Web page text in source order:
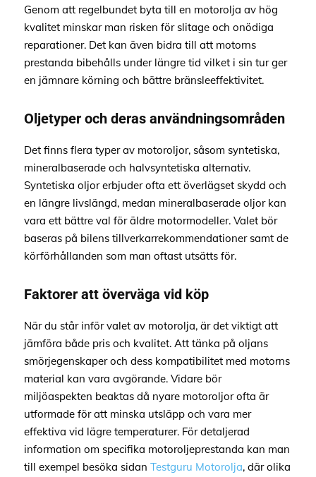
Genom att regelbundet byta till en motorolja av hög
kvalitet minskar man risken för slitage och onödiga
reparationer. Det kan även bidra till att motorns
prestanda bibehålls under längre tid vilket i sin tur ger
en jämnare körning och bättre bränsleeffektivitet.
Oljetyper och deras användningsområden
Det finns flera typer av motoroljor, såsom syntetiska,
mineralbaserade och halvsyntetiska alternativ.
Syntetiska oljor erbjuder ofta ett överlägset skydd och
en längre livslängd, medan mineralbaserade oljor kan
vara ett bättre val för äldre motormodeller. Valet bör
baseras på bilens tillverkarrekommendationer samt de
körförhållanden som man oftast utsätts för.
Faktorer att överväga vid köp
När du står inför valet av motorolja, är det viktigt att
jämföra både pris och kvalitet. Att tänka på oljans
smörjegenskaper och dess kompatibilitet med motorns
material kan vara avgörande. Vidare bör
miljöaspekten beaktas då nyare motoroljor ofta är
utformade för att minska utsläpp och vara mer
effektiva vid lägre temperaturer. För detaljerad
information om specifika motoroljeprestanda kan man
till exempel besöka sidan Testguru Motorolja, där olika